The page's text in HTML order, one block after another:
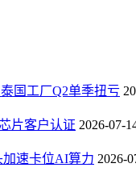
国工厂Q2单季扭亏
片客户认证 2026-07-
加速卡位AI算力 2026-